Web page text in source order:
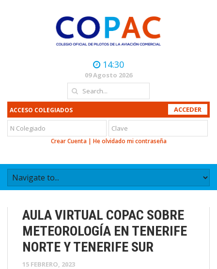
14:30
09 Agosto 2026
ACCESO COLEGIADOS
Crear Cuenta| He olvidado mi contraseña
AULA VIRTUAL COPAC SOBRE
METEOROLOGÍA EN TENERIFE
NORTE Y TENERIFE SUR
15 FEBRERO, 2023